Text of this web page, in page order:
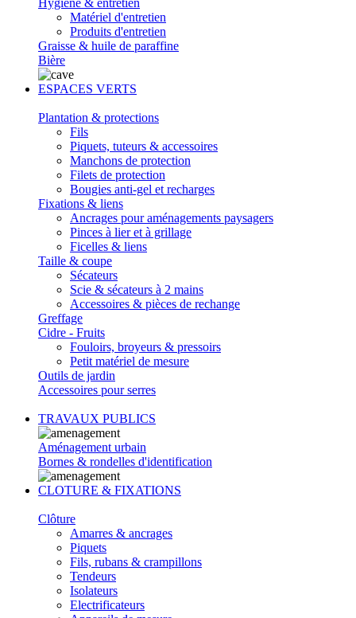
Hygiène & entretien
Matériel d'entretien
Produits d'entretien
Graisse & huile de paraffine
Bière
ESPACES VERTS
Plantation & protections
Fils
Piquets, tuteurs & accessoires
Manchons de protection
Filets de protection
Bougies anti-gel et recharges
Fixations & liens
Ancrages pour aménagements paysagers
Pinces à lier et à grillage
Ficelles & liens
Taille & coupe
Sécateurs
Scie & sécateurs à 2 mains
Accessoires & pièces de rechange
Greffage
Cidre - Fruits
Fouloirs, broyeurs & pressoirs
Petit matériel de mesure
Outils de jardin
Accessoires pour serres
TRAVAUX PUBLICS
Aménagement urbain
Bornes & rondelles d'identification
CLOTURE & FIXATIONS
Clôture
Amarres & ancrages
Piquets
Fils, rubans & crampillons
Tendeurs
Isolateurs
Electrificateurs